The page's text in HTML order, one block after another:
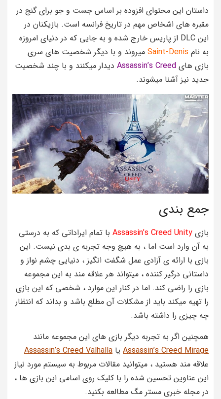
داستان این محتوای افزوده بر اساس جست و جو برای گنج در
مقبره های اشخاص مهم در تاریخ فرانسه است. بازیکنان در
این DLC از پاریس خارج شده و به جایی که در دنیای امروزه
به نام Saint-Denis میروند و با دیگر شخصیت های سری
بازی های Assassin’s Creed دیدار میکنند و با چند شخصیت
جدید نیز آشنا میشوند.
جمع بندی
بازی Assassin’s Creed Unity با تمام ایراداتی که به درستی
به آن وارد است اما ، به هیچ وجه تجربه ی بدی نیست. این
بازی با ارائه ی آزادی عمل شگفت انگیز ، دنیایی چشم نواز و
داستانی درگیر کننده ، میتواند هر علاقه مند به این مجموعه
بازی را راضی کند. اما در کنار این موارد ، شخصی که این بازی
را تهیه میکند باید از مشکلات آن مطلع باشد و بداند که انتظار
چه چیزی را داشته باشد.
همچنین اگر به تجربه دیگر بازی های این مجموعه مانند
Assassin’s Creed Mirage یا Assassin’s Creed Valhalla
علاقه مند هستید ، میتوانید مقالات مربوط به سیستم مورد نیاز
این عناوین تحسین شده را با کلیک روی اسامی این بازی ها ،
در مجله خبری مستر مگ مطالعه بکنید.